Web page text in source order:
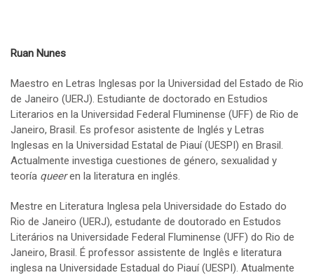
Ruan Nunes
Maestro en Letras Inglesas por la Universidad del Estado de Rio
de Janeiro (UERJ). Estudiante de doctorado en Estudios
Literarios en la Universidad Federal Fluminense (UFF) de Rio de
Janeiro, Brasil. Es profesor asistente de Inglés y Letras
Inglesas en la Universidad Estatal de Piauí (UESPI) en Brasil.
Actualmente investiga cuestiones de género, sexualidad y
teoría queeren la literatura en inglés.
Mestre en Literatura Inglesa pela Universidade do Estado do
Rio de Janeiro (UERJ), estudante de doutorado en Estudos
Literários na Universidade Federal Fluminense (UFF) do Rio de
Janeiro, Brasil. É professor assistente de Inglês e literatura
inglesa na Universidade Estadual do Piauí (UESPI). Atualmente